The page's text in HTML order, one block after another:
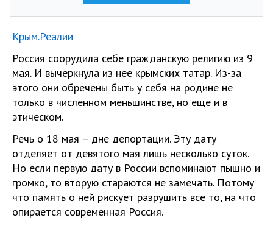
Крым.Реалии
Россия соорудила себе гражданскую религию из 9
мая. И вычеркнула из нее крымских татар. Из-за
этого они обречены быть у себя на родине не
только в численном меньшинстве, но еще и в
этическом.
Речь о 18 мая – дне депортации. Эту дату
отделяет от девятого мая лишь несколько суток.
Но если первую дату в России вспоминают пышно и
громко, то вторую стараются не замечать. Потому
что память о ней рискует разрушить все то, на что
опирается современная Россия.